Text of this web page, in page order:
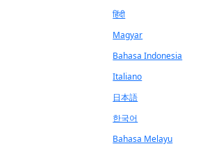
हिंदी
Magyar
Bahasa Indonesia
Italiano
日本語
한국어
Bahasa Melayu